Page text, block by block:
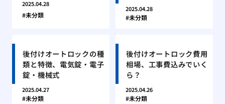
2025.04.28
未分類
2025.04.28
未分類
後付けオートロックの種
類と特徴、電気錠・電子
錠・機械式
2025.04.27
未分類
後付けオートロック費用
相場、工事費込みでいく
ら？
2025.04.26
未分類